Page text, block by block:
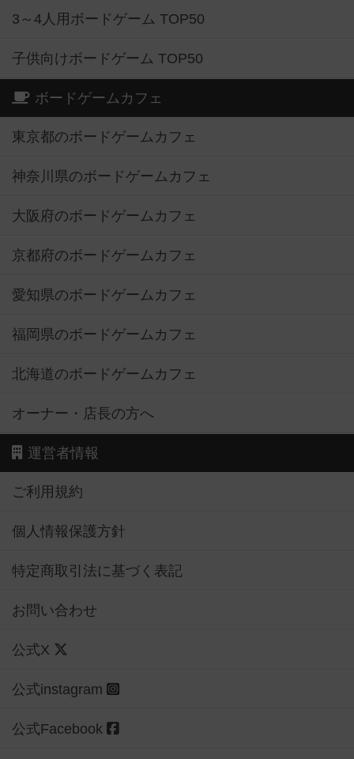
3～4人用ボードゲーム TOP50
子供向けボードゲーム TOP50
ボードゲームカフェ
東京都のボードゲームカフェ
神奈川県のボードゲームカフェ
大阪府のボードゲームカフェ
京都府のボードゲームカフェ
愛知県のボードゲームカフェ
福岡県のボードゲームカフェ
北海道のボードゲームカフェ
オーナー・店長の方へ
運営者情報
ご利用規約
個人情報保護方針
特定商取引法に基づく表記
お問い合わせ
公式X
公式instagram
公式Facebook